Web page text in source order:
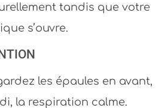
tandis que votre
s’ouvre.
les épaules en avant,
la respiration calme.